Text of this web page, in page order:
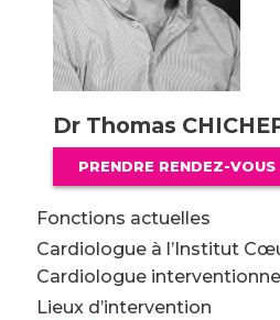
Dr Thomas
PRENDRE RENDEZ-VOUS
Fonctions actuelles
Cardiologue à l’Institut
Cardiologue
Lieux d’intervention